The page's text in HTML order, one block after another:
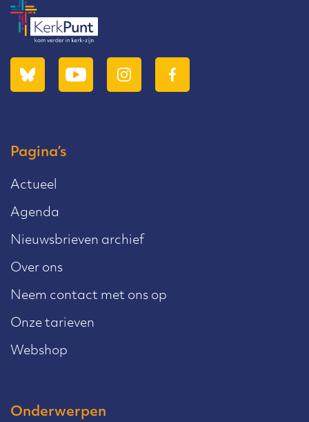
Pagina’s
Actueel
Agenda
Nieuwsbrieven archief
Over ons
Neem contact met ons op
Onze tarieven
Webshop
Onderwerpen